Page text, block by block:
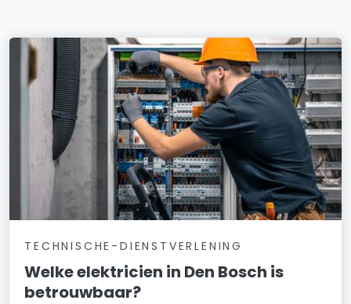
TECHNISCHE-DIENSTVERLENING
Welke elektricien in Den Bosch is
betrouwbaar?